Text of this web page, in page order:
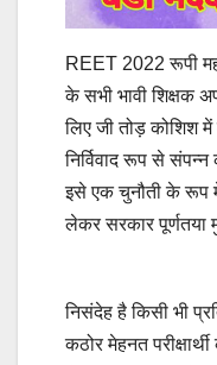
REET 2022 रूपी
के सभी भावी शिक्षक
लिए जी तोड़ कोशिश
निर्विवाद रूप से
इसे एक चुनौती के रूप
लेकर सरकार पूर्णतया
निसंदेह है किसी भी
कठोर मेहनत